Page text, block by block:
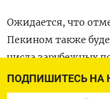
ПОДПИШИТЕСЬ НА
Ожидается, что
Пекином также
числа зарубежных
страны требуют
приезжающих из